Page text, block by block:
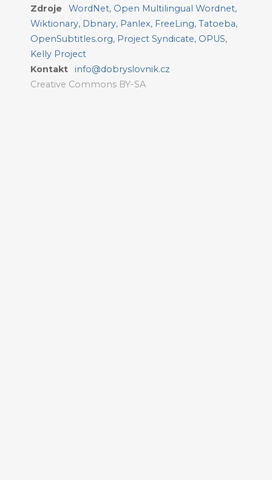
Zdroje WordNet, Open Multilingual Wordnet,
Wiktionary, Dbnary, Panlex, FreeLing, Tatoeba,
OpenSubtitles.org, Project Syndicate, OPUS,
Kelly Project
Kontakt
info@dobryslovnik.cz
Creative Commons BY-SA